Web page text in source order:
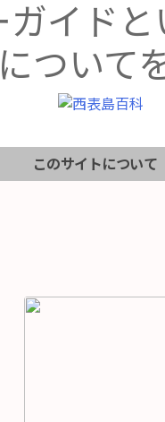
イド
ついて
このサイトについて